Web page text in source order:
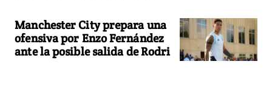
Manchester City prepara una
ofensiva por Enzo Fernández
ante la posible salida de Rodri